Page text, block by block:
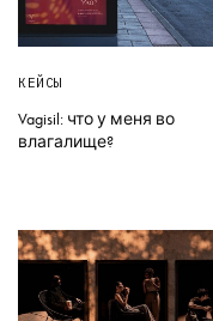
КЕЙСЫ
Vagisil: что у меня во
влагалище?